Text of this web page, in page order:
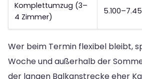
Komplettumzug (3–
4 Zimmer)
Wer beim Termin flexibel bleibt,
Woche und außerhalb der
der langen Balkanstrecke eher